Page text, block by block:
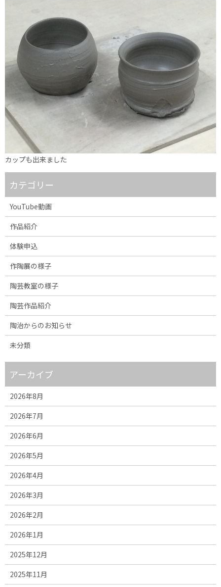
カップも出来ました
カテゴリー
YouTube動画
作品紹介
体験申込
作陶展の様子
陶芸教室の様子
陶芸作品紹介
陶治からのお知らせ
未分類
アーカイブ
2026年8月
2026年7月
2026年6月
2026年5月
2026年4月
2026年3月
2026年2月
2026年1月
2025年12月
2025年11月